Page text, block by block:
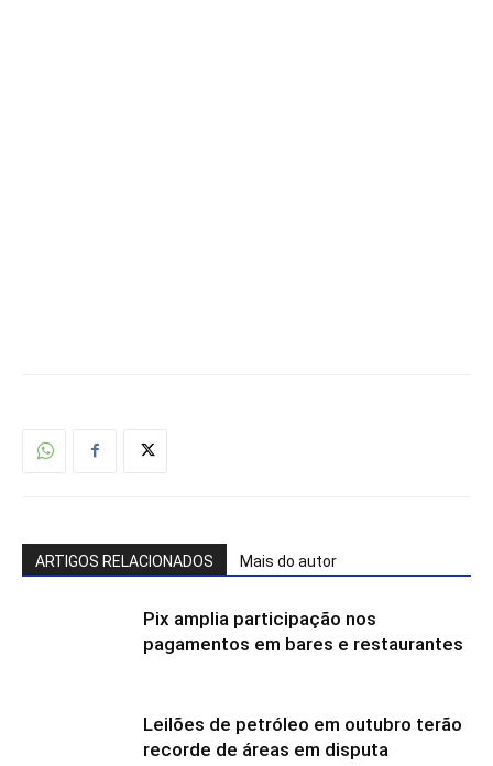
ARTIGOS RELACIONADOS Mais do autor
Pix amplia participação nos
pagamentos em bares e restaurantes
Leilões de petróleo em outubro terão
recorde de áreas em disputa